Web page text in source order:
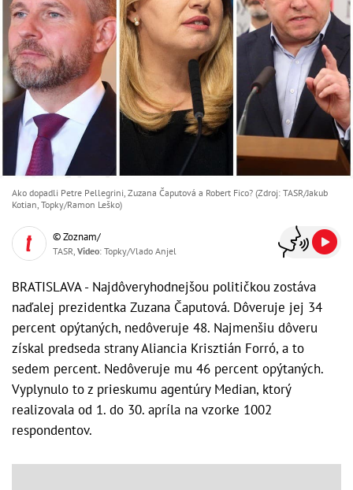
Ako dopadli Petre Pellegrini, Zuzana Čaputová a Robert Fico? (Zdroj: TASR/Jakub
Kotian, Topky/Ramon Leško)
© Zoznam/
TASR, Video: Topky/Vlado Anjel
BRATISLAVA - Najdôveryhodnejšou političkou zostáva
naďalej prezidentka Zuzana Čaputová. Dôveruje jej 34
percent opýtaných, nedôveruje 48. Najmenšiu dôveru
získal predseda strany Aliancia Krisztián Forró, a to
sedem percent. Nedôveruje mu 46 percent opýtaných.
Vyplynulo to z prieskumu agentúry Median, ktorý
realizovala od 1. do 30. apríla na vzorke 1002
respondentov.